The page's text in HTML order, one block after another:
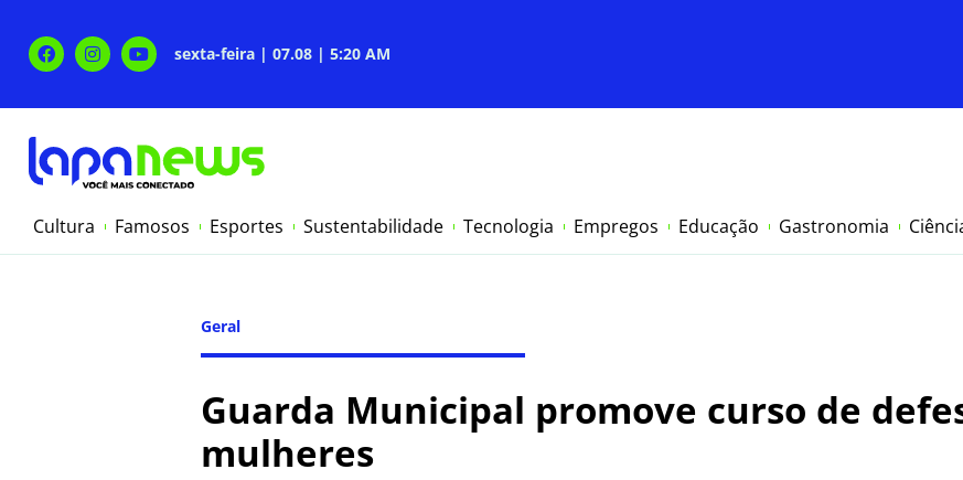
sexta-feira | 07.08 | 5:20 AM
Cultura Famosos Esportes Sustentabilidade Tecnologia Empregos Educação Gastronomia
Geral
Guarda Municipal promove curso de
mulheres